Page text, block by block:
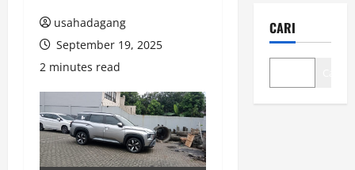
usahadagang
September 19, 2025
2 minutes read
disini
CARI